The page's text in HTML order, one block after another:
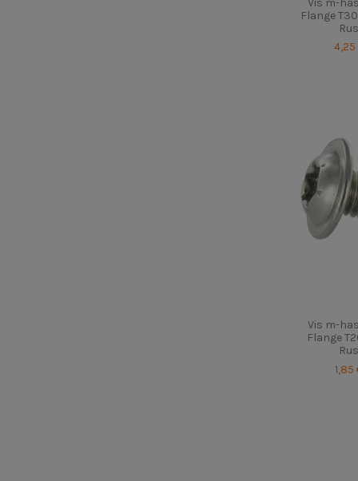
Flange
4,25
Vis m-
Flange
1,85